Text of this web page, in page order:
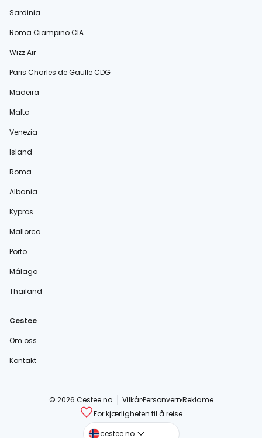
Sardinia
Roma Ciampino CIA
Wizz Air
Paris Charles de Gaulle CDG
Madeira
Malta
Venezia
Island
Roma
Albania
Kypros
Mallorca
Porto
Málaga
Thailand
Cestee
Om oss
Kontakt
© 2026 Cestee.no VilkårPersonvernReklame
For kjærligheten til å reise
cestee.no
cestee.com